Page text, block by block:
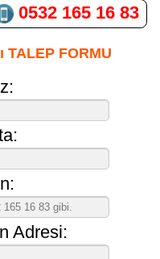
0532 165 16 83
TALEP FORMU
Adresi: